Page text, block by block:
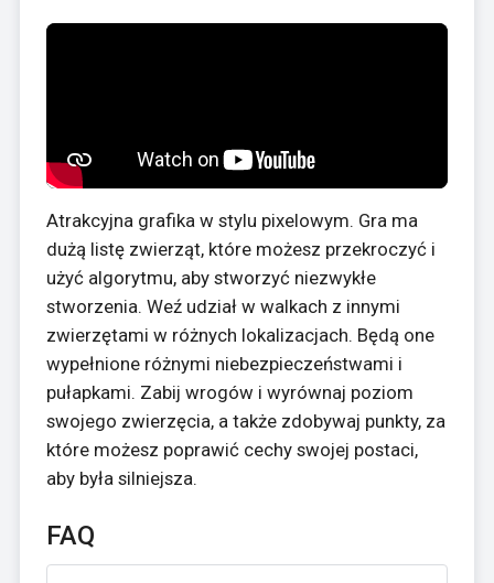
Atrakcyjna grafika w stylu pixelowym. Gra ma
dużą listę zwierząt, które możesz przekroczyć i
użyć algorytmu, aby stworzyć niezwykłe
stworzenia. Weź udział w walkach z innymi
zwierzętami w różnych lokalizacjach. Będą one
wypełnione różnymi niebezpieczeństwami i
pułapkami. Zabij wrogów i wyrównaj poziom
swojego zwierzęcia, a także zdobywaj punkty, za
które możesz poprawić cechy swojej postaci,
aby była silniejsza.
FAQ